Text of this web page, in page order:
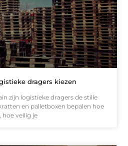
dragers kiezen
zijn logistieke dragers de stille
en palletboxen bepalen hoe
hoe veilig je